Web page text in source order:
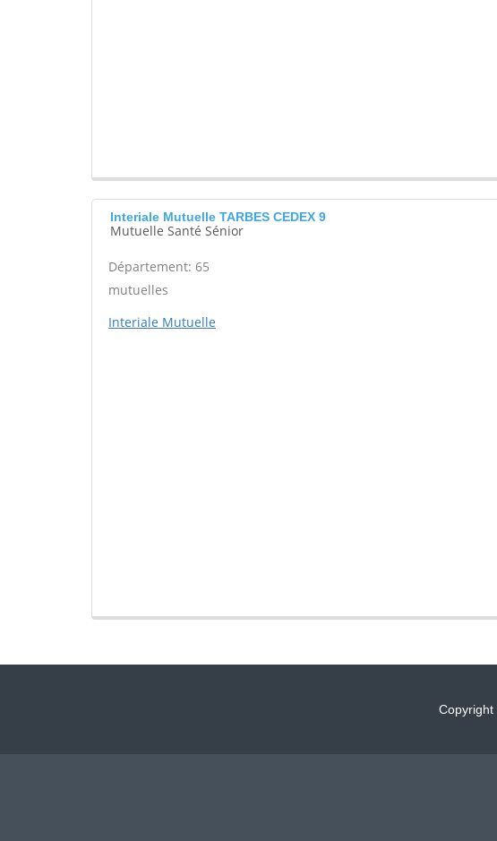
Interiale Mutuelle TARBES CEDEX 9
Mutuelle Santé Sénior
Département: 65
mutuelles
Interiale Mutuelle